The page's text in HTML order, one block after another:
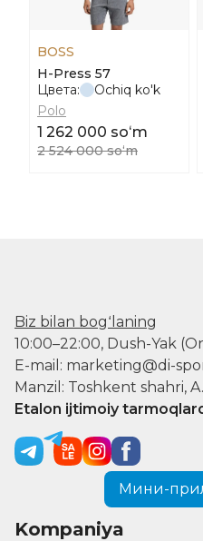
BOSS
H-Press 57
Цвета:
Ochiq ko'k
Polo
1 262 000 soʻm
2 524 000 soʻm
Biz bilan bogʻlaning
10:00–22:00, Dush-Yak
E-mail: marketing@di-
Manzil: Toshkent shahri,
Etalon ijtimoiy
Мини-
Kompaniya